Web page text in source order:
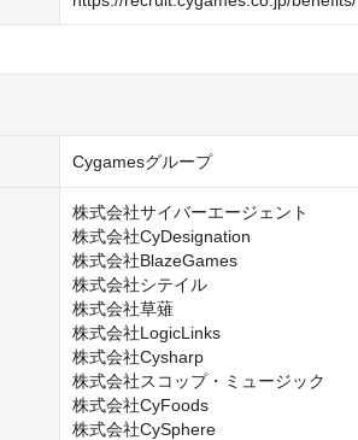
Cygamesグループ
株式会社サイバーエージェント
株式会社CyDesignation
株式会社BlazeGames
株式会社シテイル
株式会社草薙
株式会社LogicLinks
株式会社Cysharp
株式会社スコップ・ミュージック
株式会社CyFoods
株式会社CySphere